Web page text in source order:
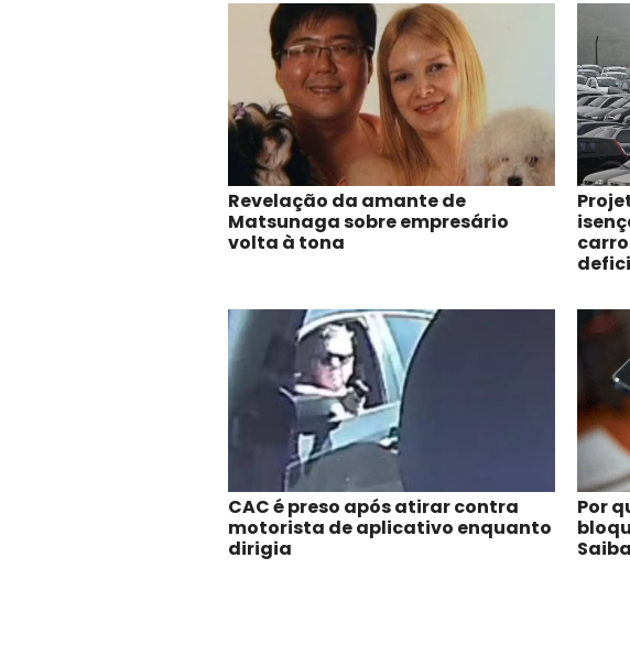
Revelação da amante de
Matsunaga sobre empresário
volta à tona
CAC é preso após atirar contra
motorista de aplicativo enquanto
dirigia
Por